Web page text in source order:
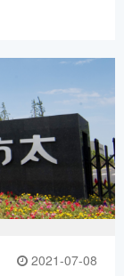
2021-07-08